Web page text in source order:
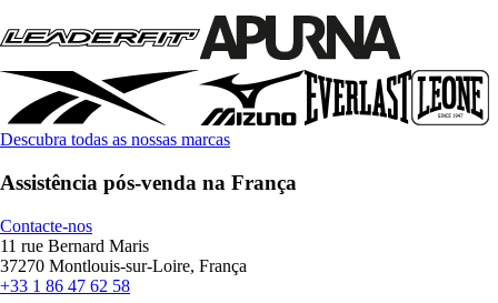
Descubra todas as nossas marcas
Assistência pós-venda na França
Contacte-nos
11 rue Bernard Maris
37270 Montlouis-sur-Loire, França
+33 1 86 47 62 58